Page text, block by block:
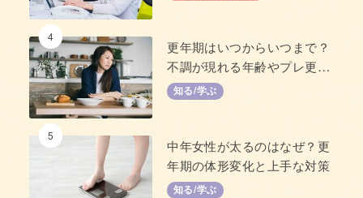
4
更年期はいつからいつまで？
不調が現れる年齢やプレ更年
期について
知る/学ぶ
5
中年女性が太るのはなぜ？更
年期の体形変化と上手な対策
知る/学ぶ